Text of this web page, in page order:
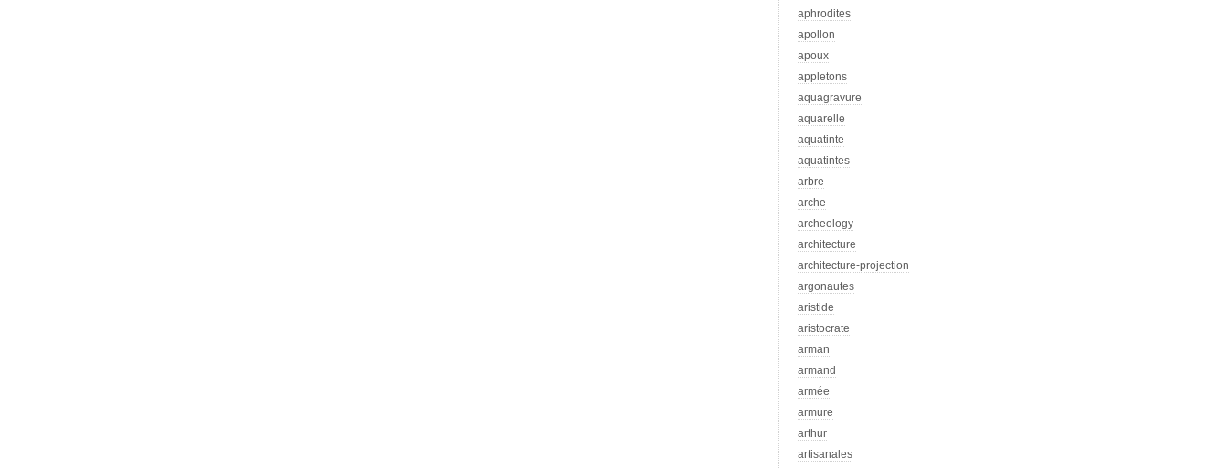
aphrodites
apollon
apoux
appletons
aquagravure
aquarelle
aquatinte
aquatintes
arbre
arche
archeology
architecture
architecture-projection
argonautes
aristide
aristocrate
arman
armand
armée
armure
arthur
artisanales